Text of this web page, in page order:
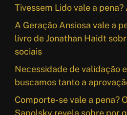
Tivessem Lido vale a
A Geração Ansiosa vale a
livro de Jonathan Haidt
sociais
Necessidade de validação
buscamos tanto a
Comporte-se vale a pena?
Sapolsky revela sobre por